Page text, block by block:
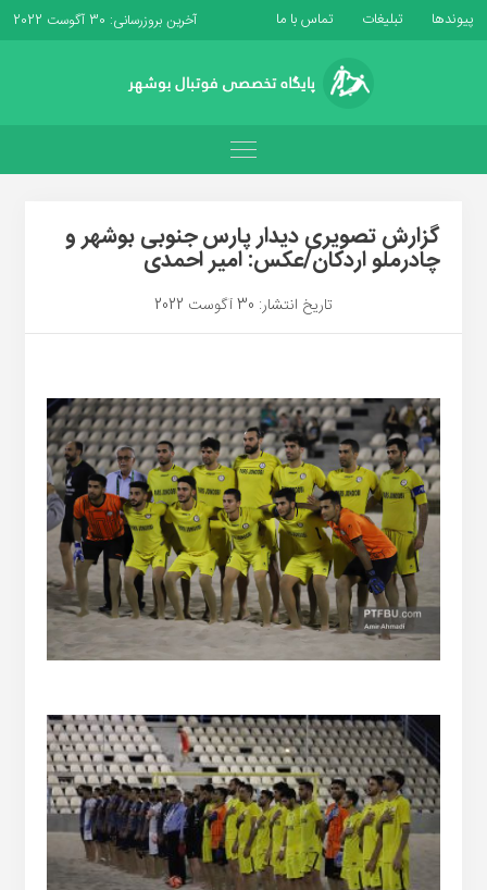
پیوندها تبلیغات تماس با ما آخرین بروزرسانی: 30 آگوست 2022
گزارش تصویری دیدار پارس جنوبی بوشهر و
چادرملو اردکان/عکس: امیر احمدی
تاریخ انتشار: 30 آگوست 2022